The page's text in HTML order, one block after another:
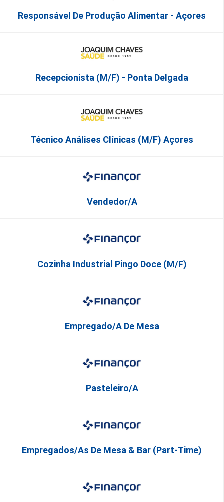
Responsável De Produção Alimentar - Açores
Recepcionista (M/F) - Ponta Delgada
Técnico Análises Clínicas (M/F) Açores
Vendedor/a
Cozinha Industrial Pingo Doce (M/F)
Empregado/a De Mesa
Pasteleiro/a
Empregados/as De Mesa & Bar (Part-Time)